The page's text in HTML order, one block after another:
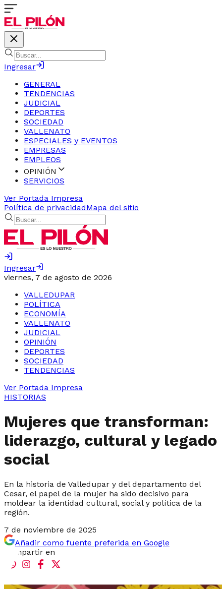
Ingresar
GENERAL
TENDENCIAS
JUDICIAL
DEPORTES
SOCIEDAD
VALLENATO
ESPECIALES y EVENTOS
EMPRESAS
EMPLEOS
OPINIÓN
SERVICIOS
Ver Portada Impresa
Política de privacidadMapa del sitio
Ingresar
viernes, 7 de agosto de 2026
VALLEDUPAR
POLÍTICA
ECONOMÍA
VALLENATO
JUDICIAL
OPINIÓN
DEPORTES
SOCIEDAD
TENDENCIAS
Ver Portada Impresa
HISTORIAS
Mujeres que transforman:
liderazgo, cultural y legado
social
En la historia de Valledupar y del departamento del
Cesar, el papel de la mujer ha sido decisivo para
moldear la identidad cultural, social y política de la
región.
7 de noviembre de 2025
Añadir como fuente preferida en Google
Compartir en